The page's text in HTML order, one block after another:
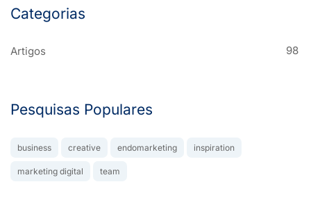
Categorias
Artigos 98
Pesquisas Populares
business creative endomarketing inspiration
marketing digital team